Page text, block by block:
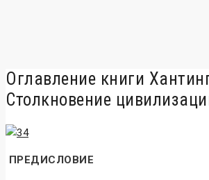
Оглавление книги
Столкновение
ПРЕДИСЛОВИЕ